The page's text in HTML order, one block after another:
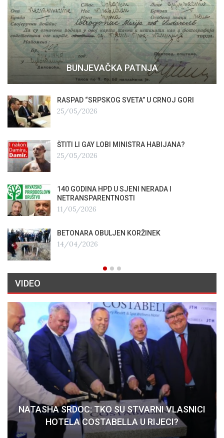
BUNJEVAČKA PATNJA
RASPAD “SRPSKOG SVETA” U CRNOJ GORI
25/05/2026
ŠTITI LI GAY LOBI MINISTRA HABIJANA?
25/05/2026
140 GODINA HPD U SJENI NERADA I
NETRANSPARENTNOSTI
11/05/2026
BETONARA OBULJEN KORŽINEK
14/04/2026
VIDEO
NATASHA SRDOC: TKO SU STVARNI VLASNICI
HOTELA COSTABELLA U RIJECI?